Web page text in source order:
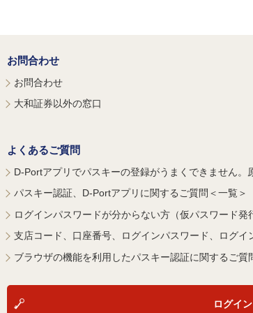
お問合わせ
お問合わせ
大和証券以外の窓口
よくあるご質問
D-Portアプリでパスキーの登録がうまくできません。
パスキー認証、D-Portアプリに関するご質問＜一覧＞
ログインパスワードが分からない方（仮パスワード発
支店コード、口座番号、ログインパスワード、ログイ
ブラウザの機能を利用したパスキー認証に関するご質
ログイン